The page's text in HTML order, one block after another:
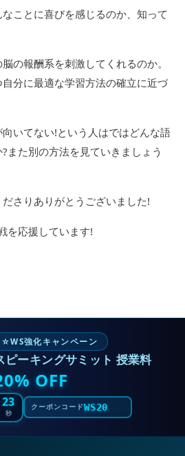
ことに喜びを感じるのか、知って
の報酬系を刺激してくれるのか。
分に最適な学習方法の確立に近づ
いてない!という人はではどんな語
また別の方法を見ていきましょう
さりありがとうございました!
を応援しています!
強化キャンペーン
ピーキングサミット 授業料
OFF
22
秒
クーポンコードWS20